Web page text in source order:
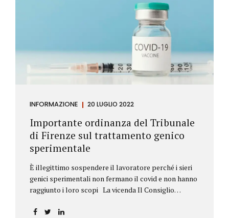
loro investimenti, mentre gli speculatori cercano...
INFORMAZIONE 20 LUGLIO 2022
Importante ordinanza del Tribunale
di Firenze sul trattamento genico
sperimentale
È illegittimo sospendere il lavoratore perché i sieri
genici sperimentali non fermano il covid e non hanno
raggiunto i loro scopi La vicenda Il Consiglio
alla sospensione di una propria iscritta, a causa del